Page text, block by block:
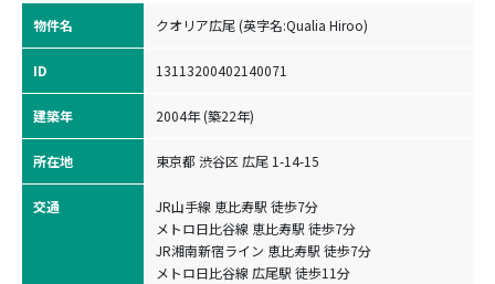
物件名 クオリア広尾 (英字名:Qualia Hiroo)
ID 13113200402140071
建築年 2004年 (築22年)
所在地 東京都 渋谷区 広尾 1-14-15
交通
JR山手線 恵比寿駅 徒歩7分
メトロ日比谷線 恵比寿駅 徒歩7分
JR湘南新宿ライン 恵比寿駅 徒歩7分
メトロ日比谷線 広尾駅 徒歩11分